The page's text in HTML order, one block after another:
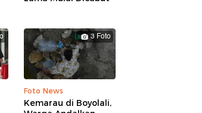
3 Foto
Foto News
Kemarau di Boyolali,